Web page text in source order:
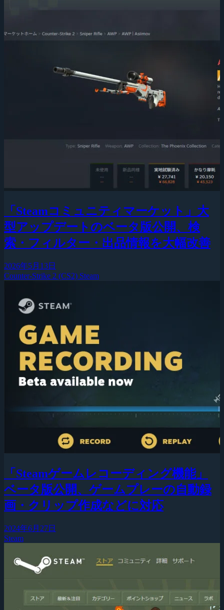
「Steamコミュニティマーケット」大
型アップデートのベータ版公開、検
索・フィルター・出品情報を大幅改善
2026年5月13日
Counter-Strike 2 (CS2) Steam
「Steamゲームレコーディング機能」
ベータ版公開、ゲームプレーの自動録
画・クリップ作成などに対応
2024年6月27日
Steam